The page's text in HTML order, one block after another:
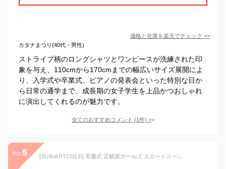
価格と在庫を楽天でチェック >>
カタナまつり(40代・男性)
ストライプ柄のロングシャツとワンピースが洗練された印
象を与え、110cmから170cmまでの幅広いサイズ展開によ
り、入学式や卒業式、ピアノの発表会といった特別な日か
ら日常の通学まで、成長期の女子学生を上品かつおしゃれ
に演出してくれるのが魅力です。
全てのおすすめコメント (1件) >
no. 5 [SUAIARTCOLE] 卒業式 正統派ガールズ スカートスーツ 女の子 フォーマル スーツ 入学式 女子 中学生 高校生 jk 制服 学生服 (スクールブレザー ジャケット/シャツ/スカート/ネクタイorリボン/ワッペン) 卒服 受験 面接 (JP, アルファベット, S, 標準, グレー)